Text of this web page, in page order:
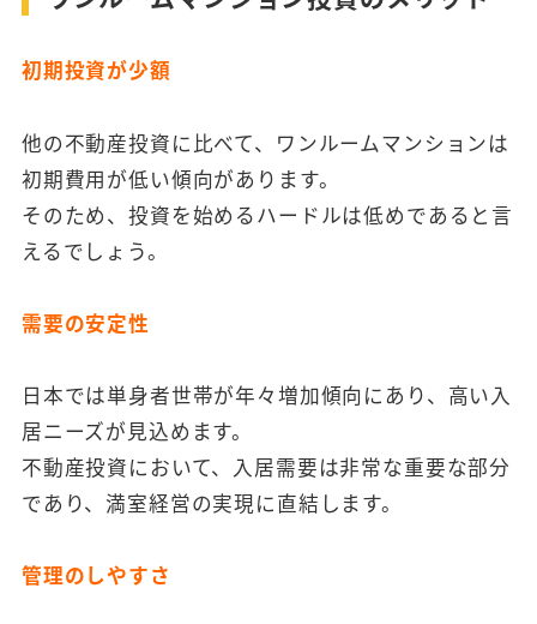
初期投資が少額
他の不動産投資に比べて、ワンルームマンションは
初期費用が低い傾向があります。
そのため、投資を始めるハードルは低めであると言
えるでしょう。
需要の安定性
日本では単身者世帯が年々増加傾向にあり、高い入
居ニーズが見込めます。
不動産投資において、入居需要は非常な重要な部分
であり、満室経営の実現に直結します。
管理のしやすさ